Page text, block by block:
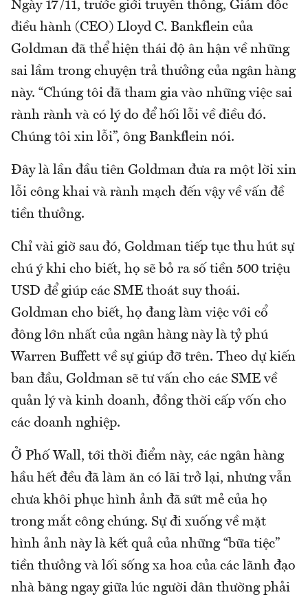
Ngày 17/11, trước giới truyền thông, Giám đốc
điều hành (CEO) Lloyd C. Bankflein của
Goldman đã thể hiện thái độ ân hận về những
sai lầm trong chuyện trả thưởng của ngân hàng
này. “Chúng tôi đã tham gia vào những việc sai
rành rành và có lý do để hối lỗi về điều đó.
Chúng tôi xin lỗi”, ông Bankflein nói.
Đây là lần đầu tiên Goldman đưa ra một lời xin
lỗi công khai và rành mạch đến vậy về vấn đề
tiền thưởng.
Chỉ vài giờ sau đó, Goldman tiếp tục thu hút sự
chú ý khi cho biết, họ sẽ bỏ ra số tiền 500 triệu
USD để giúp các SME thoát suy thoái.
Goldman cho biết, họ đang làm việc với cổ
đông lớn nhất của ngân hàng này là tỷ phú
Warren Buffett về sự giúp đỡ trên. Theo dự kiến
ban đầu, Goldman sẽ tư vấn cho các SME về
quản lý và kinh doanh, đồng thời cấp vốn cho
các doanh nghiệp.
Ở Phố Wall, tới thời điểm này, các ngân hàng
hầu hết đều đã làm ăn có lãi trở lại, nhưng vẫn
chưa khôi phục hình ảnh đã sứt mẻ của họ
trong mắt công chúng. Sự đi xuống về mặt
hình ảnh này là kết quả của những “bữa tiệc”
tiền thưởng và lối sống xa hoa của các lãnh đạo
nhà băng ngay giữa lúc người dân thường phải